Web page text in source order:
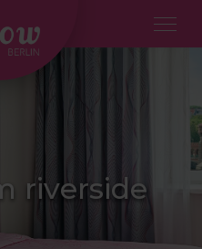
riverside